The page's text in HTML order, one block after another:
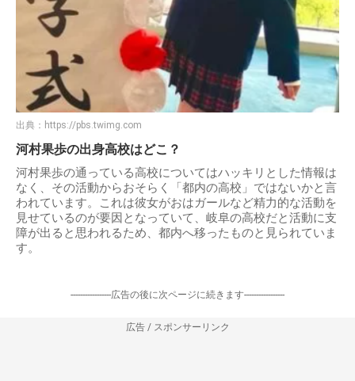
出典： https://pbs.twimg.com
河村果歩の出身高校はどこ？
河村果歩の通っている高校についてはハッキリとした情報は
なく、その活動からおそらく「都内の高校」ではないかと言
われています。これは彼女がおはガールなど精力的な活動を
見せているのが要因となっていて、岐阜の高校だと活動に支
障が出ると思われるため、都内へ移ったものと見られていま
す。
-----------------広告の後に次ページに続きます-----------------
広告 / スポンサーリンク